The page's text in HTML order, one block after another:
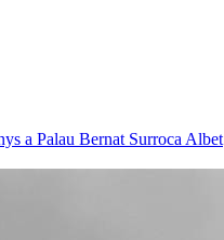
a Palau Bernat Surroca Albet